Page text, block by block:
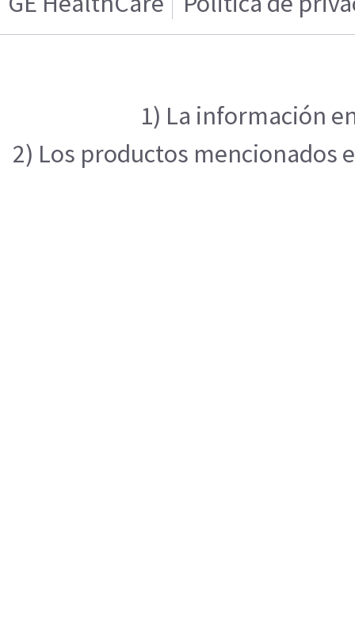
1) La información
2) Los productos mencionados